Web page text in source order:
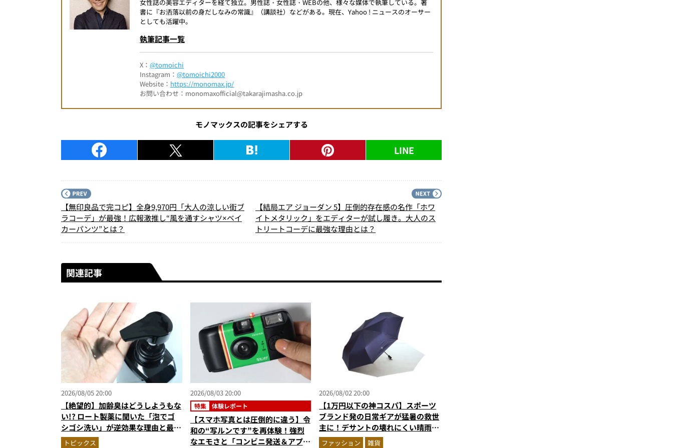
女性誌の美容エディターを経て独立。男性誌・女性誌・WEBの他、様々な媒体で執筆している。著
書に『お洒落以前の身だしなみの常識』（講談社）などがある。現在、Yahoo ! ニュースのオーサー
としても活躍中。
執筆記事一覧
X： @tomoichi
Instagram： @tomoichi2000
Website： https://monomax.jp/
お問い合わせ：monomaxofficial@takarajimasha.co.jp
モノマックスの記事をシェアする
LINE
【無印良品で完コピ】全身9,970円「大人の涼しい街ブ
ラコーデ」が最強！広報激推し“風を通すシャツ×ベイ
カーパンツ”とは？
【結局エア ジョーダン 5】圧倒的存在感の名作「ホワ
イトメタリック」をエディターが試し履き。大人のス
トリートコーデに最強な理由とは？
関連記事
2026/08/05 20:00
【絶望的】加齢臭はどうしようもな
い!? ロート製薬に聞いた「泡でゴ
シゴシ洗い」が逆効果な理由と最強
のニオイ対策
トピックス
2026/08/03 20:00
特集 体験レポート
【スマホ写真とは圧倒的に違う】令
和の“写ルンです”を再体験！強烈
なエモさと「コンビニ発送＆アプリ
2026/08/02 20:00
【1万円以下の神コスパ】スポーツ
ブランド発の日常ギアが猛暑の救世
主に！デサントの壊れにくい晴雨兼
用傘ほかを徹底解説
ファッション 雑貨